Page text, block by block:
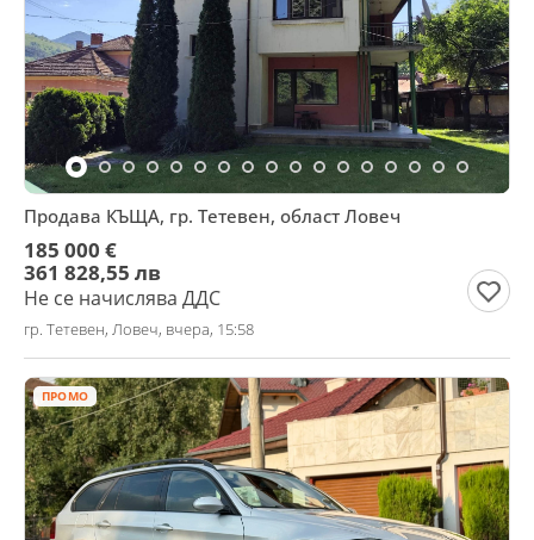
Продава КЪЩА, гр. Тетевен, област Ловеч
185 000 €
361 828,55 лв
Не се начислява ДДС
гр. Тетевен, Ловеч, вчера, 15:58
ПРОМО